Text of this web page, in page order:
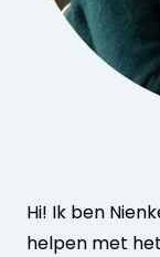
Hi! Ik ben
helpen met